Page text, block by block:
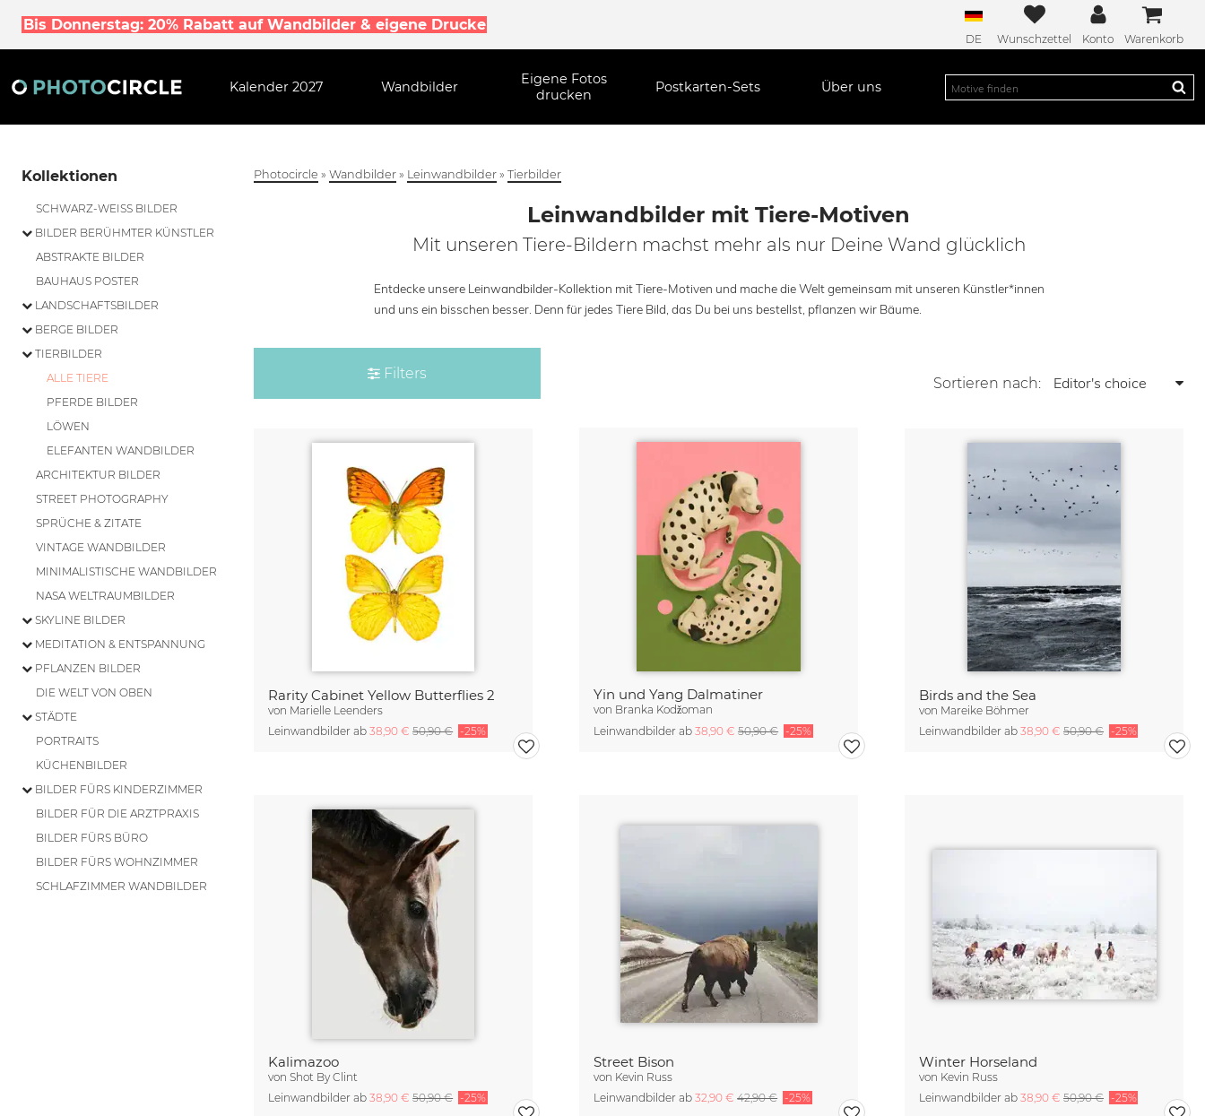
Bis Donnerstag: 20% Rabatt auf Wandbilder & eigene Drucke
DE Wunschzettel Konto Warenkorb
Kalender 2027 Wandbilder
Eigene Fotos
drucken
Postkarten-Sets Über uns
Kollektionen
SCHWARZ-WEISS BILDER
BILDER BERÜHMTER KÜNSTLER
ABSTRAKTE BILDER
BAUHAUS POSTER
LANDSCHAFTSBILDER
BERGE BILDER
TIERBILDER
ALLE TIERE
PFERDE BILDER
LÖWEN
ELEFANTEN WANDBILDER
ARCHITEKTUR BILDER
STREET PHOTOGRAPHY
SPRÜCHE & ZITATE
VINTAGE WANDBILDER
MINIMALISTISCHE WANDBILDER
NASA WELTRAUMBILDER
SKYLINE BILDER
MEDITATION & ENTSPANNUNG
PFLANZEN BILDER
DIE WELT VON OBEN
STÄDTE
PORTRAITS
KÜCHENBILDER
BILDER FÜRS KINDERZIMMER
BILDER FÜR DIE ARZTPRAXIS
BILDER FÜRS BÜRO
BILDER FÜRS WOHNZIMMER
SCHLAFZIMMER WANDBILDER
Photocircle »Wandbilder » Leinwandbilder »Tierbilder
Leinwandbilder mit Tiere-Motiven
Mit unseren Tiere-Bildern machst mehr als nur Deine Wand glücklich
Entdecke unsere Leinwandbilder-Kollektion mit Tiere-Motiven und mache die Welt gemeinsam mit unseren Künstler*innen
und uns ein bisschen besser. Denn für jedes Tiere Bild, das Du bei uns bestellst, pflanzen wir Bäume.
Filters
Sortieren nach:
Rarity Cabinet Yellow Butterflies 2
von Marielle Leenders
Leinwandbilder ab38,90 €50,90 € -25%
Yin und Yang Dalmatiner
von Branka Kodžoman
Leinwandbilder ab38,90 €50,90 € -25%
Birds and the Sea
von Mareike Böhmer
Leinwandbilder ab38,90 €50,90 € -25%
Kalimazoo
vonShot By Clint
Leinwandbilder ab38,90 €50,90 € -25%
Street Bison
von Kevin Russ
Leinwandbilder ab32,90 €42,90 € -25%
Winter Horseland
von Kevin Russ
Leinwandbilder ab38,90 €50,90 € -25%